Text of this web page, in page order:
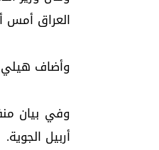
العراق أمس
وأضاف هيلي
وفي بيان
أربيل الجوية.